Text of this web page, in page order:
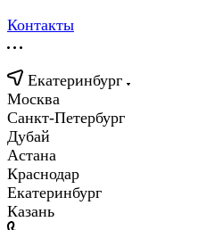
Контакты
Екатеринбург
Москва
Санкт-Петербург
Дубай
Астана
Краснодар
Екатеринбург
Казань